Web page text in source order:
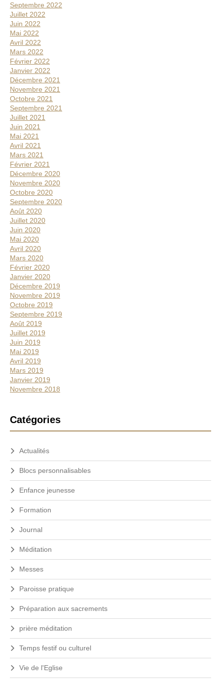
Septembre 2022
Juillet 2022
Juin 2022
Mai 2022
Avril 2022
Mars 2022
Février 2022
Janvier 2022
Décembre 2021
Novembre 2021
Octobre 2021
Septembre 2021
Juillet 2021
Juin 2021
Mai 2021
Avril 2021
Mars 2021
Février 2021
Décembre 2020
Novembre 2020
Octobre 2020
Septembre 2020
Août 2020
Juillet 2020
Juin 2020
Mai 2020
Avril 2020
Mars 2020
Février 2020
Janvier 2020
Décembre 2019
Novembre 2019
Octobre 2019
Septembre 2019
Août 2019
Juillet 2019
Juin 2019
Mai 2019
Avril 2019
Mars 2019
Janvier 2019
Novembre 2018
Catégories
Actualités
Blocs personnalisables
Enfance jeunesse
Formation
Journal
Méditation
Messes
Paroisse pratique
Préparation aux sacrements
prière méditation
Temps festif ou culturel
Vie de l'Eglise